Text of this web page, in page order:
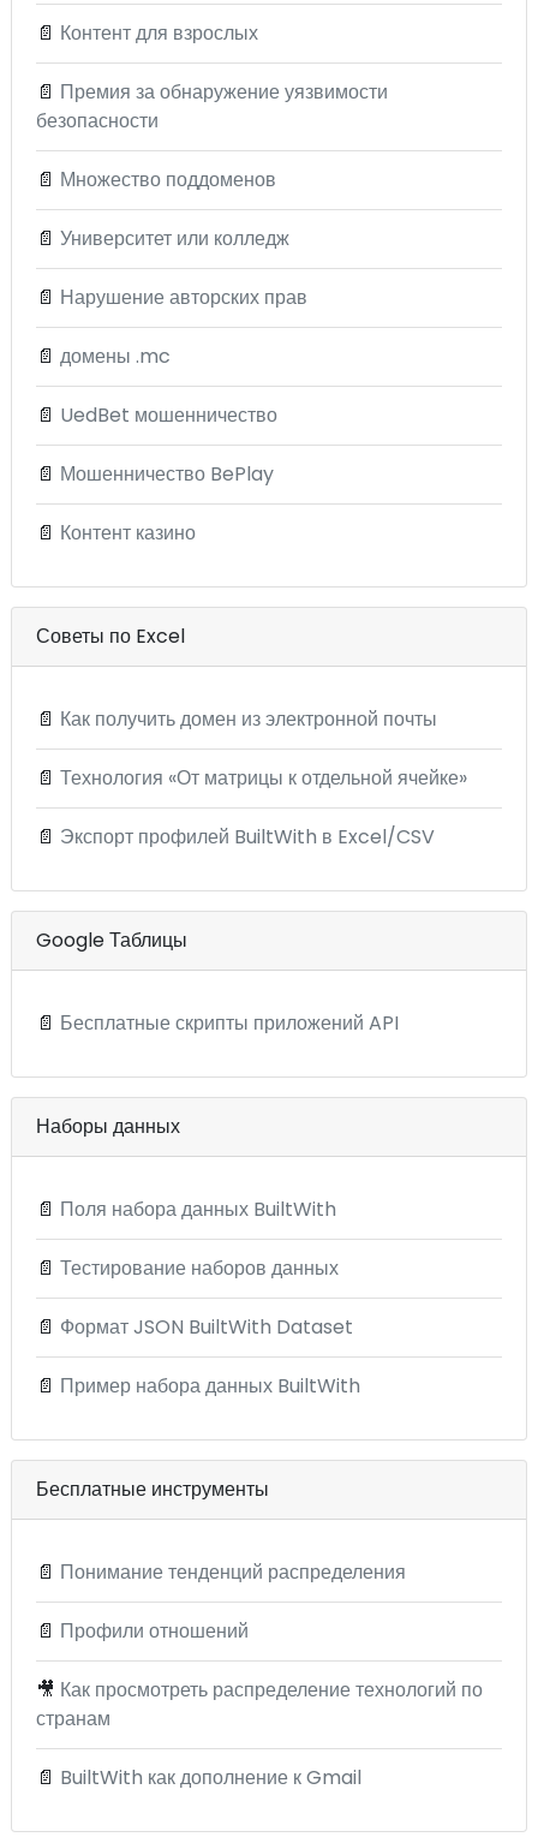
📄 Контент для взрослых
📄 Премия за обнаружение уязвимости
безопасности
📄 Множество поддоменов
📄 Университет или колледж
📄 Нарушение авторских прав
📄 домены .mc
📄 UedBet мошенничество
📄 Мошенничество BePlay
📄 Контент казино
Советы по Excel
📄 Как получить домен из электронной почты
📄 Технология «От матрицы к отдельной ячейке»
📄 Экспорт профилей BuiltWith в Excel/CSV
Google Таблицы
📄 Бесплатные скрипты приложений API
Наборы данных
📄 Поля набора данных BuiltWith
📄 Тестирование наборов данных
📄 Формат JSON BuiltWith Dataset
📄 Пример набора данных BuiltWith
Бесплатные инструменты
📄 Понимание тенденций распределения
📄 Профили отношений
🎥 Как просмотреть распределение технологий по
странам
📄 BuiltWith как дополнение к Gmail